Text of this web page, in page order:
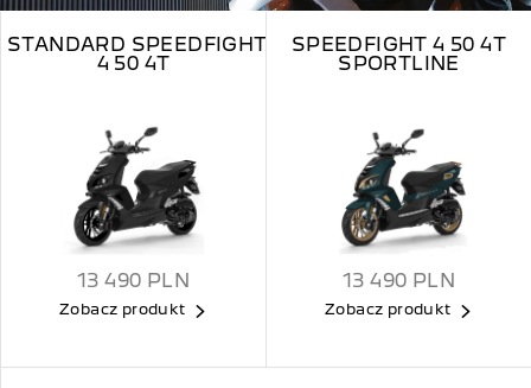
STANDARD SPEEDFIGHT
4 50 4T
13 490 PLN
Zobacz produkt
SPEEDFIGHT 4 50 4T
SPORTLINE
13 490 PLN
Zobacz produkt